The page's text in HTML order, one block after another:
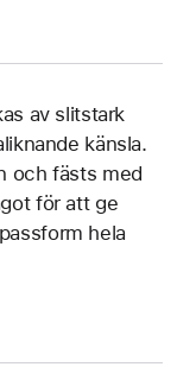
av slitstark
känsla.
och fästs med
för att ge
hela